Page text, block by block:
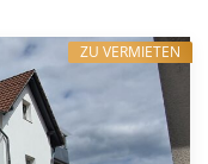
ZU VERMIETEN